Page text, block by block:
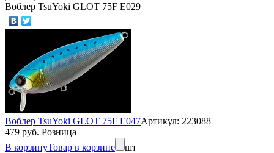
Воблер TsuYoki GLOT 75F E029
Воблер TsuYoki GLOT 75F E047Артикул: 223088
479 руб. Розница
В корзинуТовар в корзине шт